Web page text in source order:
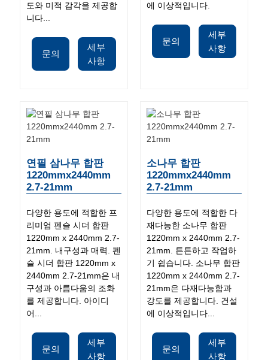
도와 ​​미적 감각을 제공합
니다...
문의
세부
사항
에 이상적입니다.
문의
세부
사항
연필 삼나무 합판
1220mmx2440mm
2.7-21mm
다양한 용도에 적합한 프
리미엄 펜슬 시더 합판
1220mm x 2440mm 2.7-
21mm. 내구성과 매력. 펜
슬 시더 합판 1220mm x
2440mm 2.7-21mm은 내
구성과 아름다움의 조화
를 제공합니다. 아이디
어...
문의
세부
사항
소나무 합판
1220mmx2440mm
2.7-21mm
다양한 용도에 적합한 다
재다능한 소나무 합판
1220mm x 2440mm 2.7-
21mm. 튼튼하고 작업하
기 쉽습니다. 소나무 합판
1220mm x 2440mm 2.7-
21mm은 다재다능함과
강도를 제공합니다. 건설
에 이상적입니다...
문의
세부
사항